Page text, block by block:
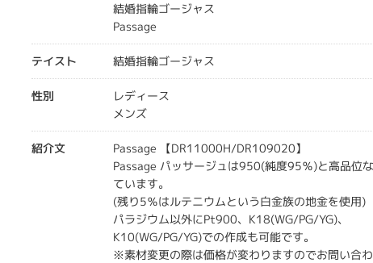
結婚指輪ゴージャス
Passage
テイスト 結婚指輪ゴージャス
性別
レディース
メンズ
紹介文
Passage 【DR11000H/DR109020】
Passage パッサージュは950(純度95％)と高品位
ています。
(残り5％はルテニウムという白金族の地金を使用)
パラジウム以外にPt900、K18(WG/PG/YG)、
K10(WG/PG/YG)での作成も可能です。
※素材変更の際は価格が変わりますのでお問い合わ